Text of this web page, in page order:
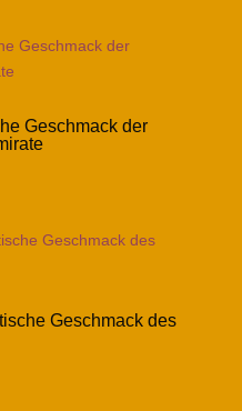
Geschmack der
Geschmack des